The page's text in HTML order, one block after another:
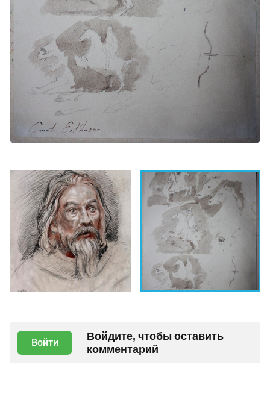
Войти
Войдите, чтобы оставить
комментарий